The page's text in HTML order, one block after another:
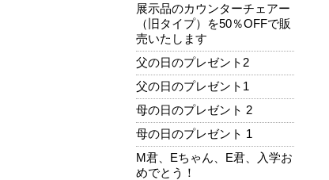
展示品のカウンターチェアー
（旧タイプ）を50％OFFで販
売いたします
父の日のプレゼント2
父の日のプレゼント1
母の日のプレゼント 2
母の日のプレゼント 1
M君、Eちゃん、E君、入学お
めでとう！